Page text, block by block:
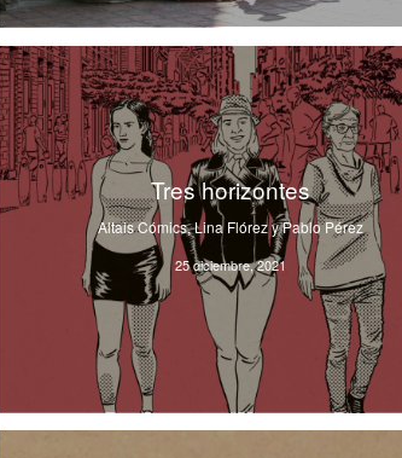
Tres horizontes
Altais Cómics, Lina Flórez y Pablo Pérez
25 diciembre, 2021